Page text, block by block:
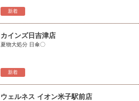
新着
新着
カインズ日吉津店
夏物大処分 日傘〇
ウェルネス イオン米子駅前店